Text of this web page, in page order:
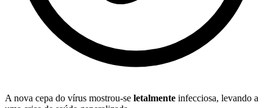
A nova cepa do vírus mostrou-se letalmente infecciosa, levando a